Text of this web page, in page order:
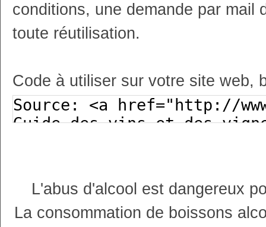
conditions, une demande par mail
toute réutilisation.
Code à utiliser sur votre site web,
L'abus d'alcool est dangereux
La consommation de boissons